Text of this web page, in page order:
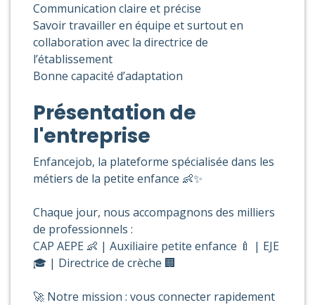
Communication claire et précise
Savoir travailler en équipe et surtout en
collaboration avec la directrice de
l’établissement
Bonne capacité d’adaptation
Présentation de
l'entreprise
Enfancejob, la plateforme spécialisée dans les
métiers de la petite enfance 👶✨
Chaque jour, nous accompagnons des milliers
de professionnels :
CAP AEPE 👶 | Auxiliaire petite enfance 🍼 | EJE
🎓 | Directrice de crèche 🏢
🚀 Notre mission : vous connecter rapidement